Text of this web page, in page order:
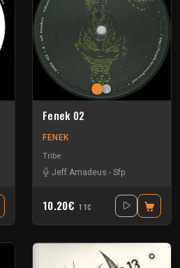
Fenek 02
FENEK
Tribe
Jeff Amadeus - Sfp
10.20€ TTC